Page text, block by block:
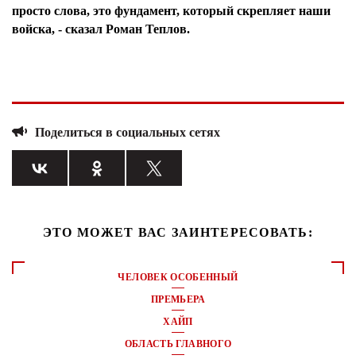
просто слова, это фундамент, который скрепляет наши
войска, - сказал Роман Теплов.
Поделиться в социальных сетях
ЭТО МОЖЕТ ВАС ЗАИНТЕРЕСОВАТЬ:
ЧЕЛОВЕК ОСОБЕННЫЙ
ПРЕМЬЕРА
ХАЙП
ОБЛАСТЬ ГЛАВНОГО